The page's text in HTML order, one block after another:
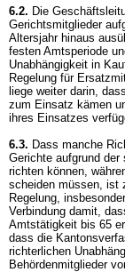
6.2. Die
Gerichtsmitglieder
Altersjahr hinaus
festen Amtsperiode
Unabhängigkeit in
Regelung für
liege weiter darin,
zum Einsatz kämen
ihres Einsatzes
6.3. Dass manche
Gerichte aufgrund
richten können,
scheiden müssen, ist
Regelung,
Verbindung damit,
Amtstätigkeit bis 65
dass die
richterlichen
Behördenmitglieder